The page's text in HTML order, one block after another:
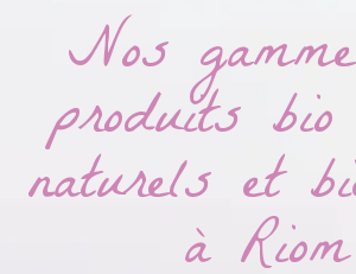
Nos
produits
naturels et